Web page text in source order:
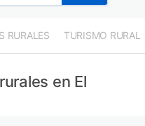
RURALES TURISMO RURAL
en El